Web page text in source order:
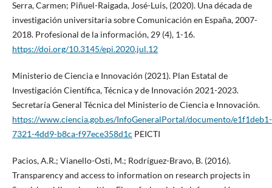
Serra, Carmen; Piñuel-Raigada, José-Luis, (2020). Una década de
investigación universitaria sobre Comunicación en España, 2007-
2018. Profesional de la información, 29 (4), 1-16.
https://doi.org/10.3145/epi.2020.jul.12
Ministerio de Ciencia e Innovación (2021). Plan Estatal de
Investigación Científica, Técnica y de Innovación 2021-2023.
Secretaría General Técnica del Ministerio de Ciencia e Innovación.
https://www.ciencia.gob.es/InfoGeneralPortal/documento/e1f1deb1-
7321-4dd9-b8ca-f97ece358d1c PEICTI
Pacios, A.R.; Vianello-Osti, M.; Rodríguez-Bravo, B. (2016).
Transparency and access to information on research projects in